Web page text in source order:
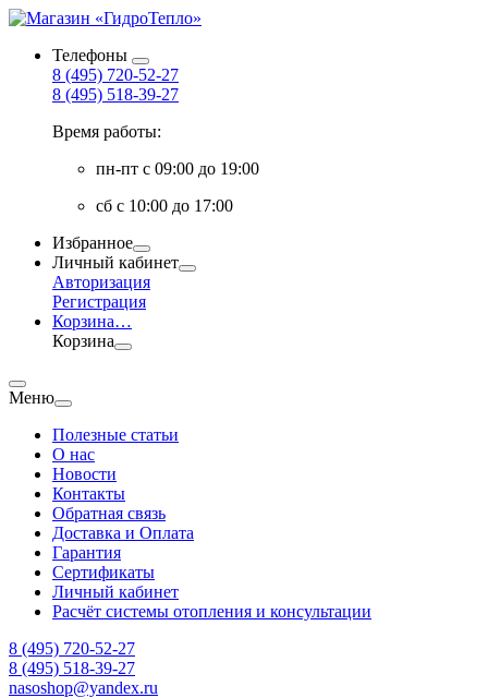
Телефоны
8 (495) 720-52-27
8 (495) 518-39-27
Время работы:
пн-пт с 09:00 до 19:00
сб с 10:00 до 17:00
Избранное
Личный кабинет
Авторизация
Регистрация
Корзина…
Корзина
Меню
Полезные статьи
О нас
Новости
Контакты
Обратная связь
Доставка и Оплата
Гарантия
Сертификаты
Личный кабинет
Расчёт системы отопления и консультации
8 (495) 720-52-27
8 (495) 518-39-27
nasoshop@yandex.ru